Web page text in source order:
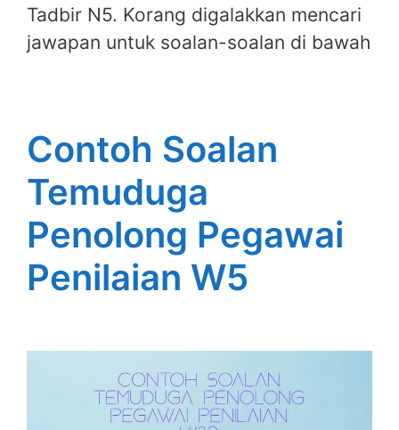
Tadbir N5. Korang digalakkan mencari
jawapan untuk soalan-soalan di bawah
Contoh Soalan
Temuduga
Penolong Pegawai
Penilaian W5